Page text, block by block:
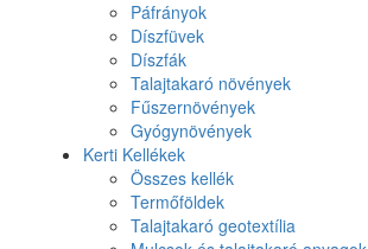
Páfrányok
Díszfüvek
Díszfák
Talajtakaró növények
Fűszernövények
Gyógynövények
Kerti Kellékek
Összes kellék
Termőföldek
Talajtakaró geotextília